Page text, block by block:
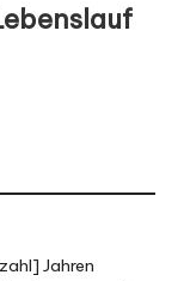
Jahren